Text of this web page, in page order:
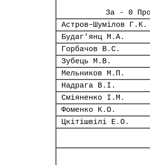
За - 0
Астров–Шумілов Г.К.
Будаг'янц М.А.
Горбачов В.С.
Зубець М.В.
Мельников М.П.
Надрага В.І.
Сміяненко І.М.
Фоменко К.О.
Цкітішвілі Е.О.